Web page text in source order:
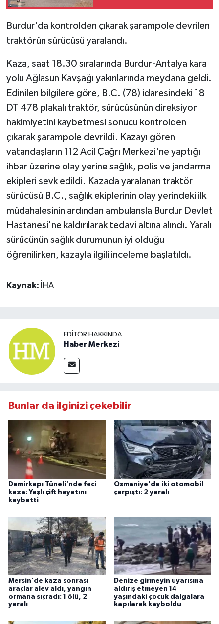
Burdur'da kontrolden çıkarak şarampole devrilen
traktörün sürücüsü yaralandı.
Kaza, saat 18.30 sıralarında Burdur-Antalya kara
yolu Ağlasun Kavşağı yakınlarında meydana geldi.
Edinilen bilgilere göre, B.C. (78) idaresindeki 18
DT 478 plakalı traktör, sürücüsünün direksiyon
hakimiyetini kaybetmesi sonucu kontrolden
çıkarak şarampole devrildi. Kazayı gören
vatandaşların 112 Acil Çağrı Merkezi'ne yaptığı
ihbar üzerine olay yerine sağlık, polis ve jandarma
ekipleri sevk edildi. Kazada yaralanan traktör
sürücüsü B.C., sağlık ekiplerinin olay yerindeki ilk
müdahalesinin ardından ambulansla Burdur Devlet
Hastanesi'ne kaldırılarak tedavi altına alındı. Yaralı
sürücünün sağlık durumunun iyi olduğu
öğrenilirken, kazayla ilgili inceleme başlatıldı.
Kaynak: İHA
EDITÖR HAKKINDA
Haber Merkezi
Bunlar da ilginizi çekebilir
Demirkapı Tüneli'nde feci
kaza: Yaşlı çift hayatını
kaybetti
Osmaniye'de iki otomobil
çarpıştı: 2 yaralı
Mersin'de kaza sonrası
araçlar alev aldı, yangın
ormana sıçradı: 1 ölü, 2
yaralı
Denize girmeyin uyarısına
aldırış etmeyen 14
yaşındaki çocuk dalgalara
kapılarak kayboldu